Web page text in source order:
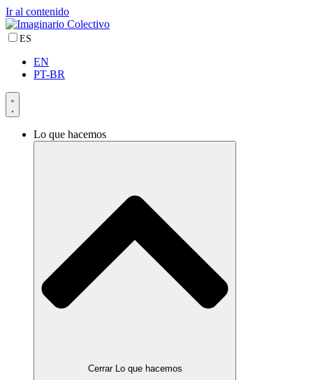
Ir al contenido
ES
EN
PT-BR
Lo que hacemos
Cerrar Lo que hacemos